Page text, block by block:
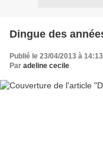
Dingue des
Publié le 23/04/2013 à 14:13
Par adeline cecile